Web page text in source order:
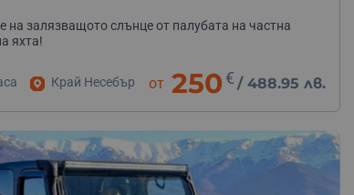
на залязващото слънце от палубата на частна
яхта!
Край Несебър от 250 € /488.95 лв.